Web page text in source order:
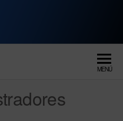
HUB
MENÚ